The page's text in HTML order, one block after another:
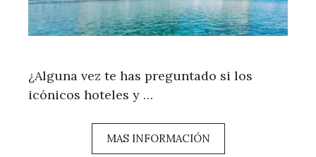
¿Alguna vez te has preguntado si los
icónicos hoteles y …
MAS INFORMACIÓN